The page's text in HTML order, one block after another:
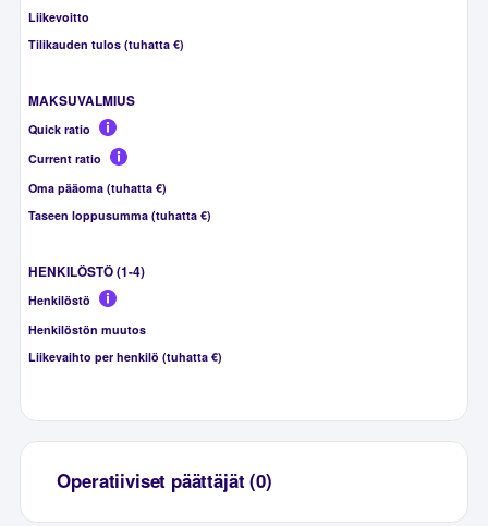
Liikevoitto
Tilikauden tulos (tuhatta €)
MAKSUVALMIUS
Quick ratio
Current ratio
Oma pääoma (tuhatta €)
Taseen loppusumma (tuhatta €)
HENKILÖSTÖ (1-4)
Henkilöstö
Henkilöstön muutos
Liikevaihto per henkilö (tuhatta €)
Operatiiviset päättäjät (0)